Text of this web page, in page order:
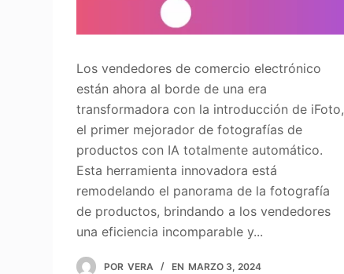
Los vendedores de comercio electrónico
están ahora al borde de una era
transformadora con la introducción de iFoto,
el primer mejorador de fotografías de
productos con IA totalmente automático.
Esta herramienta innovadora está
remodelando el panorama de la fotografía
de productos, brindando a los vendedores
una eficiencia incomparable y...
POR VERA EN MARZO 3, 2024